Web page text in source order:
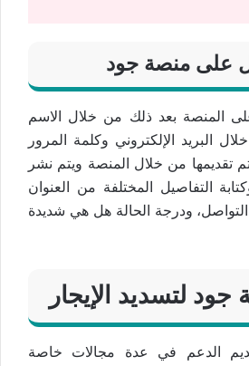
على منصة جود
المنصة بعد ذلك من خلال الاسم
البريد الإلكتروني وكلمة المرور
تقديمها من خلال المنصة ويتم نشر
التفاصيل المختلفة من العنوان
ودرجة الحالة هل هي شديدة
لتسديد الإيجار
الدعم في عدة مجالات خاصة